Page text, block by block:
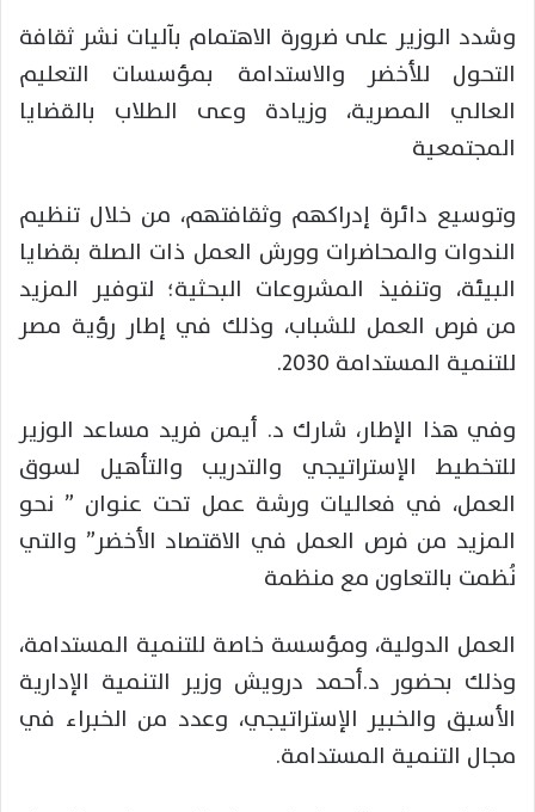
وشدد الوزير على ضرورة الاهتمام بآليات نشر ثقافة
التحول للأخضر والاستدامة بمؤسسات التعليم
العالي المصرية، وزيادة وعى الطلاب بالقضايا
المجتمعية
وتوسيع دائرة إدراكهم وثقافتهم، من خلال تنظيم
الندوات والمحاضرات وورش العمل ذات الصلة بقضايا
البيئة، وتنفيذ المشروعات البحثية؛ لتوفير المزيد
من فرص العمل للشباب، وذلك في إطار رؤية مصر
للتنمية المستدامة 2030.
وفي هذا الإطار، شارك د. أيمن فريد مساعد الوزير
للتخطيط الإستراتيجي والتدريب والتأهيل لسوق
العمل، في فعاليات ورشة عمل تحت عنوان ” نحو
المزيد من فرص العمل في الاقتصاد الأخضر” والتي
نُظمت بالتعاون مع منظمة
العمل الدولية، ومؤسسة خاصة للتنمية المستدامة،
وذلك بحضور د.أحمد درويش وزير التنمية الإدارية
الأسبق والخبير الإستراتيجي، وعدد من الخبراء في
مجال التنمية المستدامة.